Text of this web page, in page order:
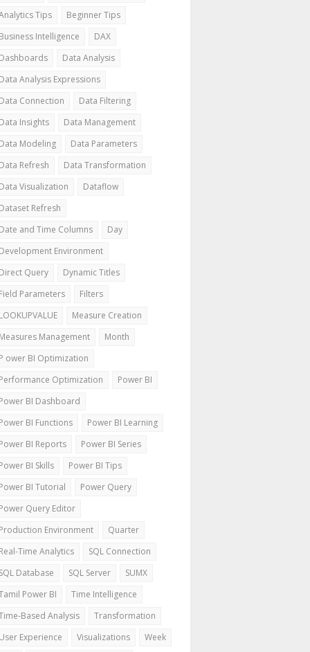
Tips
Beginner Tips
Intelligence
DAX
Data Analysis
Analysis Expressions
Connection
Data Filtering
Insights
Data Management
Modeling
Data Parameters
Refresh
Data Transformation
Visualization
Dataflow
Refresh
and Time Columns
Day
Environment
Query
Dynamic Titles
Parameters
Filters
Measure Creation
Management
Month
ower BI Optimization
Optimization
Power BI
BI Dashboard
BI Functions
Power BI Learning
BI Reports
Power BI Series
BI Skills
Power BI Tips
BI Tutorial
Power Query
Query Editor
Environment
Quarter
Time Analytics
SQL Connection
Database
SQL Server
SUMX
Power BI
Time Intelligence
Based Analysis
Transformation
Experience
Visualizations
Week